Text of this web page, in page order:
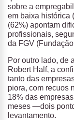
sobre a
em baixa histórica
(62%) apontam
profissionais,
da FGV
Por outro lado, de
Robert Half, a
tanto das
piora, com recuos
18% das
meses —dois
levantamento.